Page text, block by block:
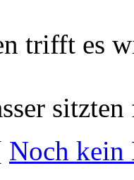
trifft es
Noch kein